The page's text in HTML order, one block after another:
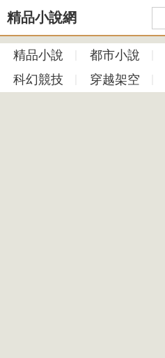
精品小說網
精品小說 都市小說
科幻競技
穿越架空